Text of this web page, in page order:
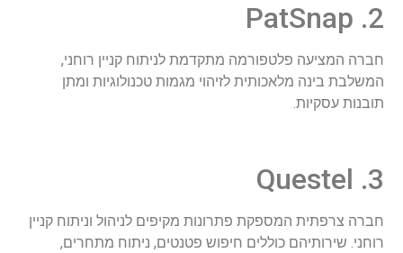
2. PatSnap
חברה המציעה פלטפורמה מתקדמת לניתוח קניין רוחני,
המשלבת בינה מלאכותית לזיהוי מגמות טכנולוגיות ומתן
תובנות עסקיות.
3. Questel
חברה צרפתית המספקת פתרונות מקיפים לניהול וניתוח קניין
רוחני. שירותיהם כוללים חיפוש פטנטים, ניתוח מתחרים,